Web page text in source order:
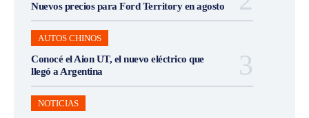
Nuevos precios para Ford Territory en agosto
AUTOS CHINOS
Conocé el Aion UT, el nuevo eléctrico que
llegó a Argentina
NOTICIAS